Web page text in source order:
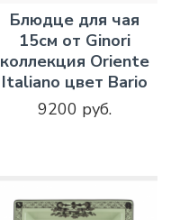
Блюдце для чая
15см от Ginori
коллекция Oriente
Italiano цвет Bario
9200 руб.